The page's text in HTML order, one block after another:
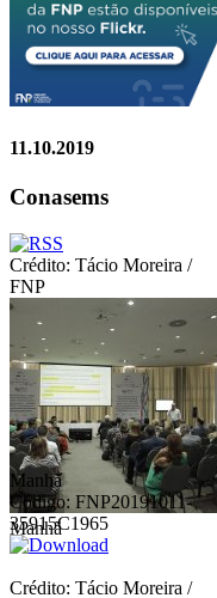
11.10.2019
Conasems
Crédito: Tácio Moreira /
FNP
Manhã
Manhã
Código: FNP20191011-
35915C1965
Crédito: Tácio Moreira /